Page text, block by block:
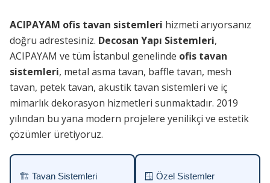
ACIPAYAM ofis tavan sistemleri hizmeti arıyorsanız
doğru adrestesiniz. Decosan Yapı Sistemleri,
ACIPAYAM ve tüm İstanbul genelinde ofis tavan
sistemleri, metal asma tavan, baffle tavan, mesh
tavan, petek tavan, akustik tavan sistemleri ve iç
mimarlık dekorasyon hizmetleri sunmaktadır. 2019
yılından bu yana modern projelere yenilikçi ve estetik
çözümler üretiyoruz.
🏗 Tavan Sistemleri 🪟 Özel Sistemler